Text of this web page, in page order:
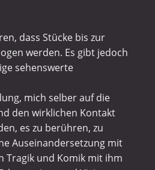
dass Stücke bis zur
werden. Es gibt jedoch
sehenswerte
mich selber auf die
den wirklichen Kontakt
es zu berühren, zu
Auseinandersetzung mit
Tragik und Komik mit ihm